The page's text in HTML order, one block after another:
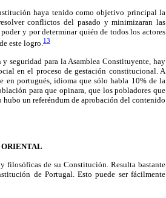
haya tenido como objetivo principal la
conflictos del pasado y minimizaran las
y por determinar quién de todos los actores
este logro.13
seguridad para la Asamblea Constituyente, hay
en el proceso de gestación constitucional. A
en portugués, idioma que sólo habla 10% de la
para que opinara, que los pobladores que
un referéndum de aprobación del contenido
filosóficas de su Constitución. Resulta bastante
de Portugal. Esto puede ser fácilmente